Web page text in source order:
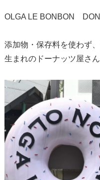
OLGA LE BONBON
添加物・保存料を使わず
生まれのドーナッツ屋さ